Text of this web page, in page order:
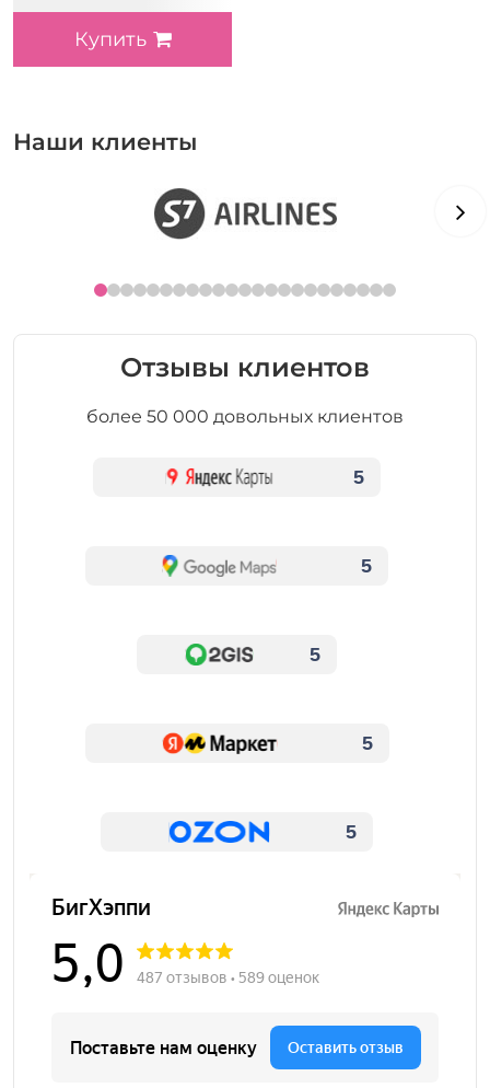
Купить
Наши клиенты
Отзывы клиентов
более 50 000 довольных клиентов
5
5
5
5
5